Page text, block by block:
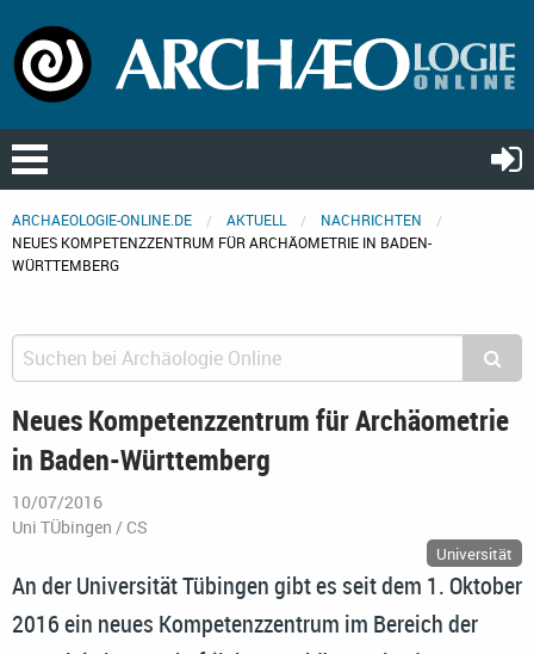
ARCHAEOLOGIE-ONLINE.DE AKTUELL
NACHRICHTEN
NEUES KOMPETENZZENTRUM FÜR ARCHÄOMETRIE IN BADEN-
WÜRTTEMBERG
Neues Kompetenzzentrum für Archäometrie
in Baden-Württemberg
10/07/2016
Uni TÜbingen / CS
Universität
An der Universität Tübingen gibt es seit dem 1. Oktober
2016 ein neues Kompetenzzentrum im Bereich der